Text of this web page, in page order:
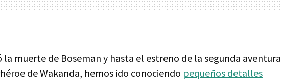
la muerte de Boseman y hasta el estreno de la segunda aventura
de Wakanda, hemos ido conociendo pequeños detalles